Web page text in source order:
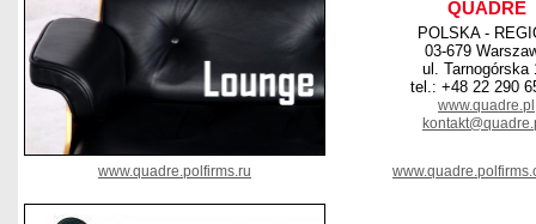
QUADRE
POLSKA -
03-679
ul. Tarnogórska
tel.: +48 22 290
www.quadre.pl
www.quadre.polfirms.ru